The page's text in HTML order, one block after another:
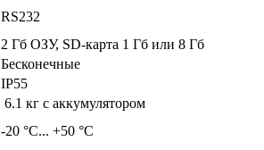
RS232
2 Гб ОЗУ, SD-карта 1 Гб или 8 Гб
Бесконечные
IP55
6.1 кг с аккумулятором
-20 °С... +50 °С